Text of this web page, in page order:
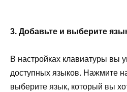
3. Добавьте и выберите
В настройках клавиатуры вы
доступных языков. Нажмите
выберите язык, который вы